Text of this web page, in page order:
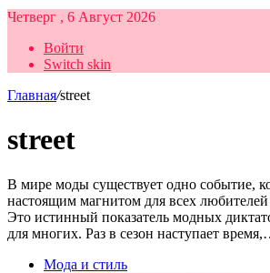
Четверг , 6 Август 2026
Войти
Switch skin
Главная/street
street
В мире моды существует одно событие,
настоящим магнитом для всех любителей
Это истинный показатель модных
для многих. Раз в сезон наступает
Мода и стиль